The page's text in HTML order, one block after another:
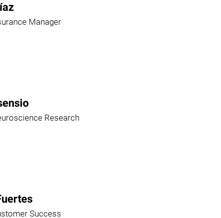
Manager
Research
Success